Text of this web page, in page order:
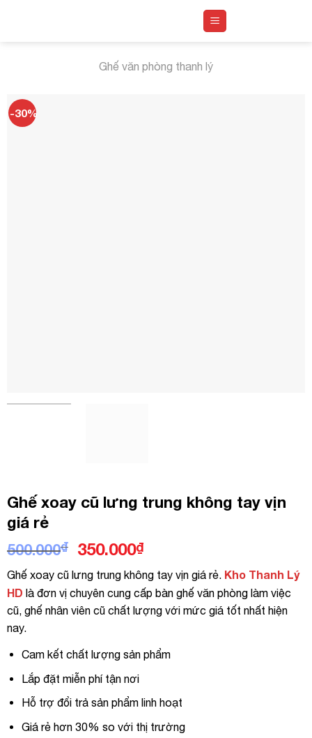
Ghế văn phòng thanh lý
-30%
Ghế xoay cũ lưng trung không tay vịn
giá rẻ
500.000₫
Giá
là:
500.000₫.
350.000₫Giá
tại
là:
350.000₫.
Ghế xoay cũ lưng trung không tay vịn giá rẻ. Kho Thanh Lý
HD là đơn vị chuyên cung cấp bàn ghế văn phòng làm việc
cũ, ghế nhân viên cũ chất lượng với mức giá tốt nhất hiện
nay.
Cam kết chất lượng sản phẩm
Lắp đặt miễn phí tận nơi
Hỗ trợ đổi trả sản phẩm linh hoạt
Giá rẻ hơn 30% so với thị trường